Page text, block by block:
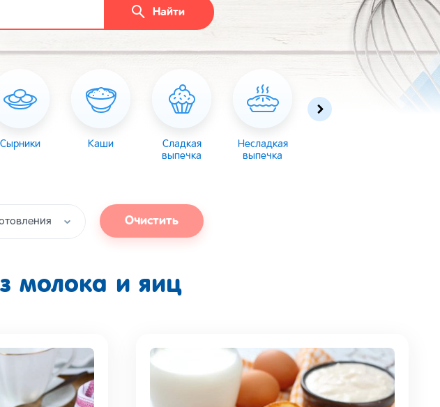
Найти
Сырники Каши
Сладкая
выпечка
Несладкая
выпечка
Очистить
молока и яиц